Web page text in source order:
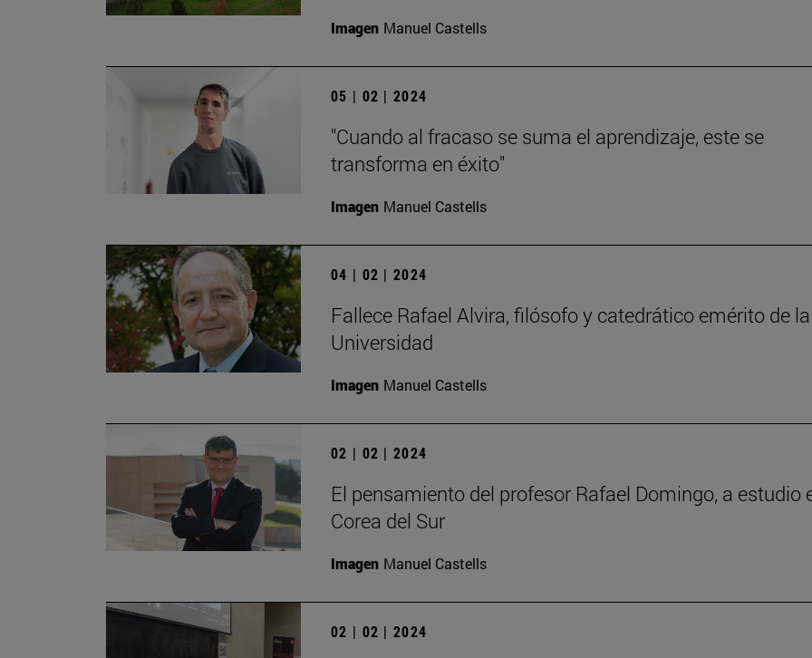
Imagen Manuel Castells
05 | 02 | 2024
"Cuando al fracaso se suma el aprendizaje, este se
transforma en éxito"
Imagen Manuel Castells
04 | 02 | 2024
Fallece Rafael Alvira, filósofo y catedrático emérito de la
Universidad
Imagen Manuel Castells
02 | 02 | 2024
El pensamiento del profesor Rafael Domingo, a estudio
Corea del Sur
Imagen Manuel Castells
02 | 02 | 2024